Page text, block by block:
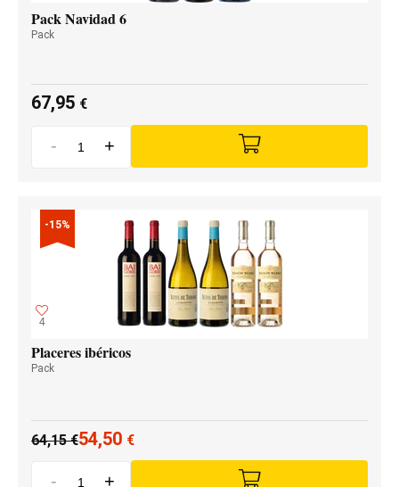
Pack Navidad 6
Pack
67,95 €
- +
-15%
4
Placeres ibéricos
Pack
64,15€54,50 €
- +